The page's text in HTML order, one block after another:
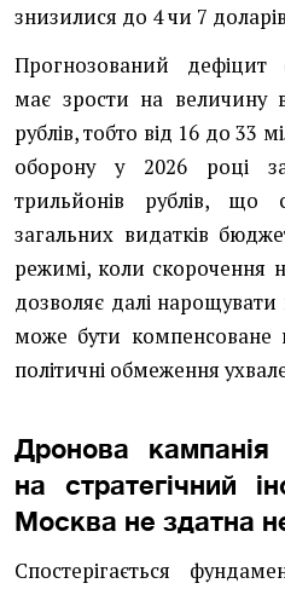
знизилися до 4 чи 7
Прогнозований дефіцит
має зрости на величину
рублів, тобто від 16 до 33
оборону у 2026 році
трильйонів рублів, що
загальних видатків
режимі, коли скорочення
дозволяє далі
може бути компенсоване
політичні обмеження
Дронова кампанія
на стратегічний
Москва не здатна
Спостерігається